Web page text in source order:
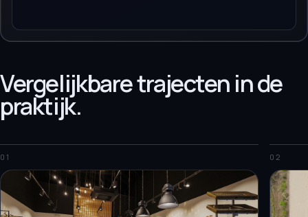
Vergelijkbare trajecten in de
praktijk.
01 02